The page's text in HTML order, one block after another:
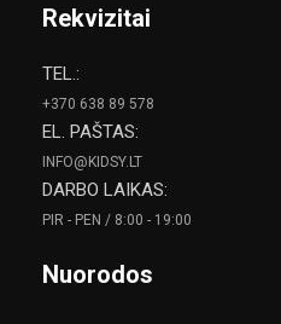
Rekvizitai
TEL.:
+370 638 89 578
EL. PAŠTAS:
INFO@KIDSY.LT
DARBO LAIKAS:
PIR - PEN / 8:00 - 19:00
Nuorodos